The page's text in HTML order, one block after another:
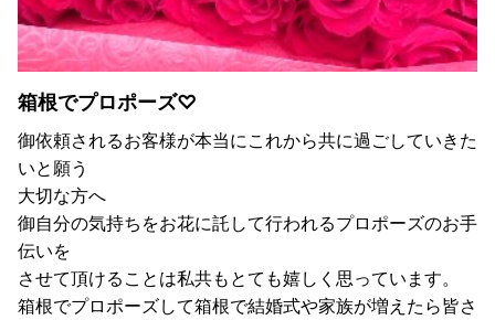
箱根でプロポーズ♡
御依頼されるお客様が本当にこれから共に過ごしていきた
いと願う
大切な方へ
御自分の気持ちをお花に託して行われるプロポーズのお手
伝いを
させて頂けることは私共もとても嬉しく思っています。
箱根でプロポーズして箱根で結婚式や家族が増えたら皆さ